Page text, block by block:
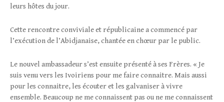
leurs hôtes du jour.
Cette rencontre conviviale et républicaine a commencé par
l’exécution de l’Abidjanaise, chantée en chœur par le public.
Le nouvel ambassadeur s’est ensuite présenté à ses Frères. « Je
suis venu vers les Ivoiriens pour me faire connaitre. Mais aussi
pour les connaitre, les écouter et les galvaniser à vivre
ensemble. Beaucoup ne me connaissent pas ou ne me connaissent